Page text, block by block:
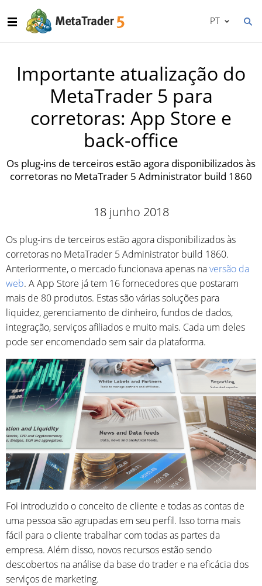
PT
Importante atualização do
MetaTrader 5 para
corretoras: App Store e
back-office
Os plug-ins de terceiros estão agora disponibilizados às
corretoras no MetaTrader 5 Administrator build 1860
18 junho 2018
Os plug-ins de terceiros estão agora disponibilizados às
corretoras no MetaTrader 5 Administrator build 1860.
Anteriormente, o mercado funcionava apenas naversão da
web. A App Store já tem 16 fornecedores que postaram
mais de 80 produtos. Estas são várias soluções para
liquidez, gerenciamento de dinheiro, fundos de dados,
integração, serviços afiliados e muito mais. Cada um deles
pode ser encomendado sem sair da plataforma.
Foi introduzido o conceito de cliente e todas as contas de
uma pessoa são agrupadas em seu perfil. Isso torna mais
fácil para o cliente trabalhar com todas as partes da
empresa. Além disso, novos recursos estão sendo
descobertos na análise da base do trader e na eficácia dos
serviços de marketing.